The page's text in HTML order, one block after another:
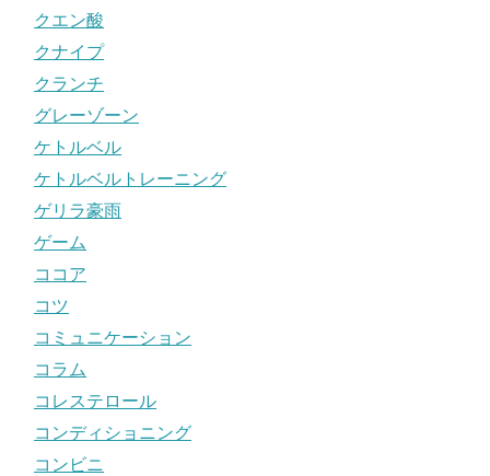
クエン酸
クナイプ
クランチ
グレーゾーン
ケトルベル
ケトルベルトレーニング
ゲリラ豪雨
ゲーム
ココア
コツ
コミュニケーション
コラム
コレステロール
コンディショニング
コンビニ